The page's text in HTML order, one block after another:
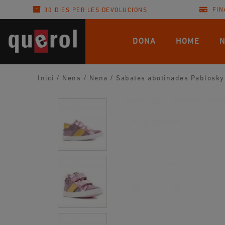
30 DIES PER LES DEVOLUCIONS
DONA HOME
Inici / Nens / Nena / Sabates abotinades